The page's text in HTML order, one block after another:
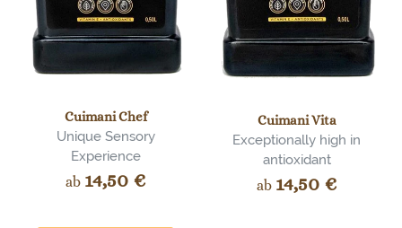
Cuimani Chef
Unique Sensory
Experience
Normaler
ab 14,50 €
Cuimani Vita
Exceptionally high in
antioxidant
Normaler
ab 14,50 €